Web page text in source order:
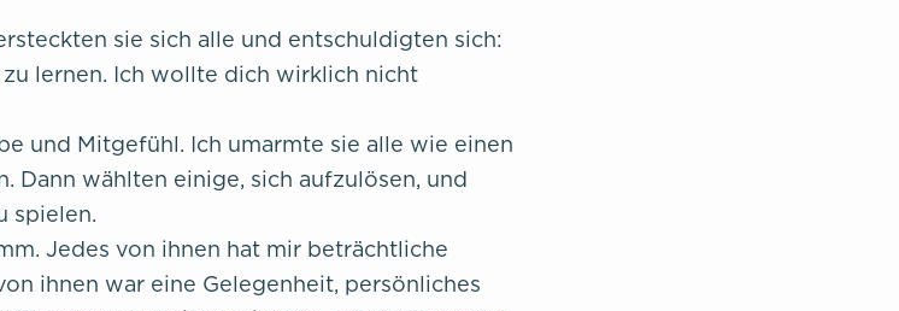
sie sich alle und entschuldigten sich:
lernen. Ich wollte dich wirklich nicht
und Mitgefühl. Ich umarmte sie alle wie einen
Dann wählten einige, sich aufzulösen, und
spielen.
Jedes von ihnen hat mir beträchtliche
ihnen war eine Gelegenheit, persönliches